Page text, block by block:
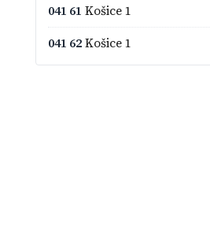
041 61 Košice 1
041 62Košice 1